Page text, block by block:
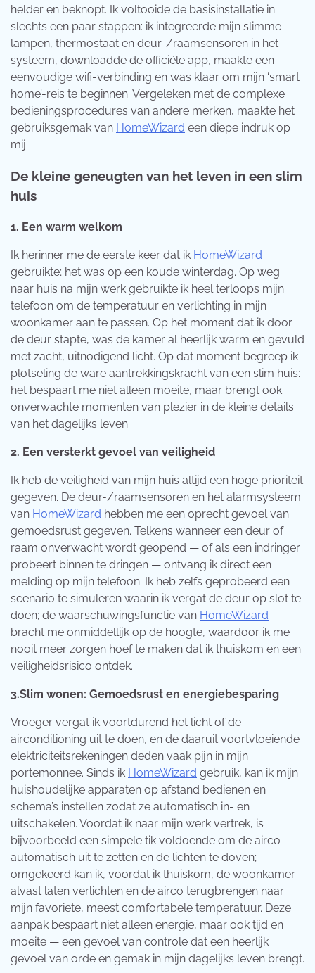
helder en beknopt. Ik voltooide de basisinstallatie in
slechts een paar stappen: ik integreerde mijn slimme
lampen, thermostaat en deur-/raamsensoren in het
systeem, downloadde de officiële app, maakte een
eenvoudige wifi-verbinding en was klaar om mijn ‘smart
home’-reis te beginnen. Vergeleken met de complexe
bedieningsprocedures van andere merken, maakte het
gebruiksgemak van HomeWizard een diepe indruk op
mij.
De kleine geneugten van het leven in een slim
huis
1. Een warm welkom
Ik herinner me de eerste keer dat ik HomeWizard
gebruikte; het was op een koude winterdag. Op weg
naar huis na mijn werk gebruikte ik heel terloops mijn
telefoon om de temperatuur en verlichting in mijn
woonkamer aan te passen. Op het moment dat ik door
de deur stapte, was de kamer al heerlijk warm en gevuld
met zacht, uitnodigend licht. Op dat moment begreep ik
plotseling de ware aantrekkingskracht van een slim huis:
het bespaart me niet alleen moeite, maar brengt ook
onverwachte momenten van plezier in de kleine details
van het dagelijks leven.
2. Een versterkt gevoel van veiligheid
Ik heb de veiligheid van mijn huis altijd een hoge prioriteit
gegeven. De deur-/raamsensoren en het alarmsysteem
van HomeWizard hebben me een oprecht gevoel van
gemoedsrust gegeven. Telkens wanneer een deur of
raam onverwacht wordt geopend — of als een indringer
probeert binnen te dringen — ontvang ik direct een
melding op mijn telefoon. Ik heb zelfs geprobeerd een
scenario te simuleren waarin ik vergat de deur op slot te
doen; de waarschuwingsfunctie van HomeWizard
bracht me onmiddellijk op de hoogte, waardoor ik me
nooit meer zorgen hoef te maken dat ik thuiskom en een
veiligheidsrisico ontdek.
3.Slim wonen: Gemoedsrust en energiebesparing
Vroeger vergat ik voortdurend het licht of de
airconditioning uit te doen, en de daaruit voortvloeiende
elektriciteitsrekeningen deden vaak pijn in mijn
portemonnee. Sinds ik HomeWizard gebruik, kan ik mijn
huishoudelijke apparaten op afstand bedienen en
schema’s instellen zodat ze automatisch in- en
uitschakelen. Voordat ik naar mijn werk vertrek, is
bijvoorbeeld een simpele tik voldoende om de airco
automatisch uit te zetten en de lichten te doven;
omgekeerd kan ik, voordat ik thuiskom, de woonkamer
alvast laten verlichten en de airco terugbrengen naar
mijn favoriete, meest comfortabele temperatuur. Deze
aanpak bespaart niet alleen energie, maar ook tijd en
moeite — een gevoel van controle dat een heerlijk
gevoel van orde en gemak in mijn dagelijks leven brengt.